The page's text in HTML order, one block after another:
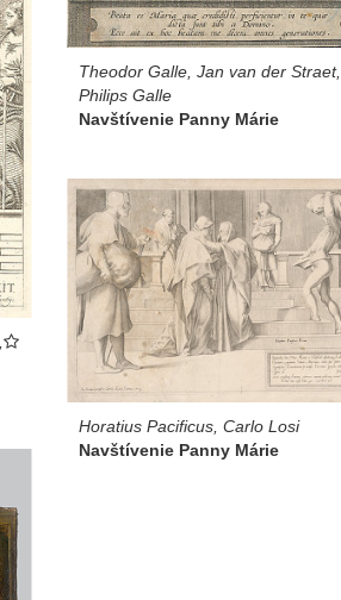
Theodor Galle, Jan van der Straet,
Philips Galle
Navštívenie Panny Márie
Horatius Pacificus, Carlo Losi
Navštívenie Panny Márie